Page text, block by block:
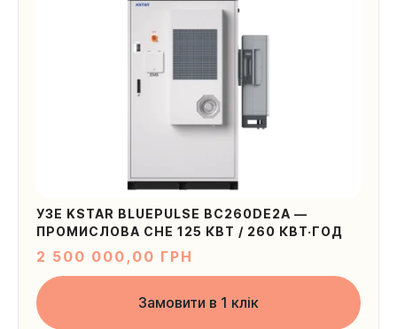
УЗЕ KSTAR BLUEPULSE BC260DE2A —
ПРОМИСЛОВА СНЕ 125 КВТ / 260 КВТ·ГОД
2 500 000,00 ГРН
Замовити в 1 клік